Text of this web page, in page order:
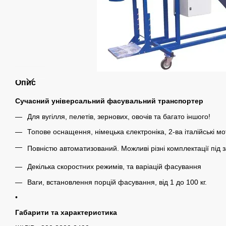
Опис
Сучасний універсальний фасувальний транспортер
Для вугілля, пелетів, зернових, овочів та багато іншого!
Топове оснащення, німецька єлектроніка, 2-ва італійські
Повністю автоматизований. Можливі різні комплектації під
Декілька скоростних режимів, та варіацій фасування
Ваги, встановлення порцій фасування, від 1 до 100 кг.
•
Габарити та характеристика